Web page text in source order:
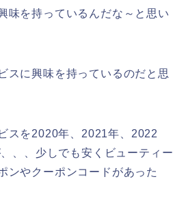
味を持っているんだな～と思い
スに興味を持っているのだと思
スを2020年、2021年、2022
、、少しでも安くビューティー
ンやクーポンコードがあった